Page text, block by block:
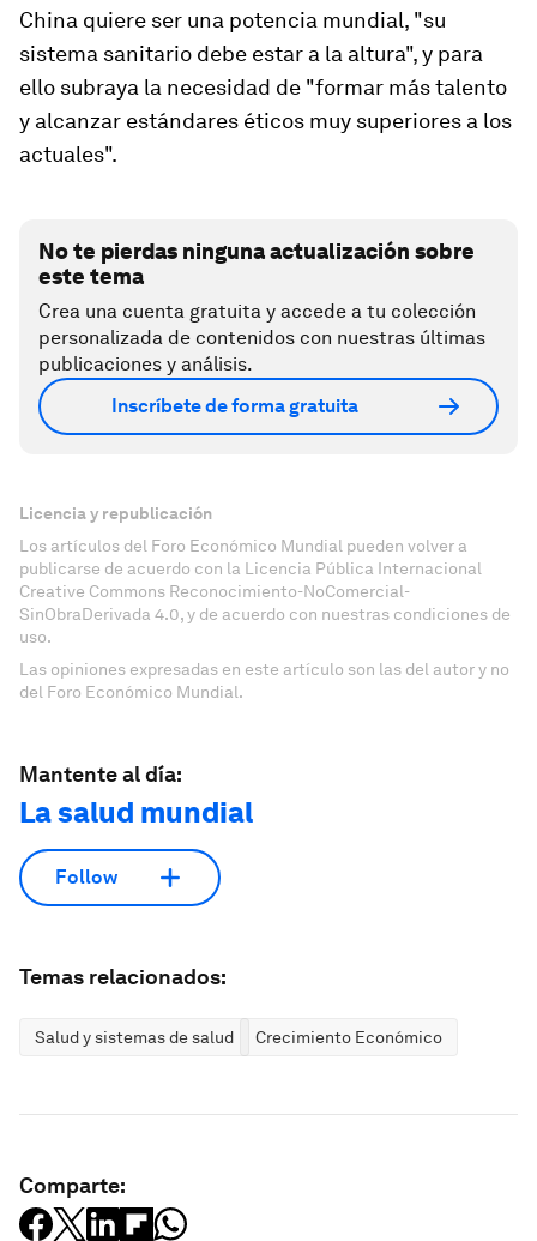
China quiere ser una potencia mundial, "su
sistema sanitario debe estar a la altura", y para
ello subraya la necesidad de "formar más talento
y alcanzar estándares éticos muy superiores a los
actuales".
No te pierdas ninguna actualización sobre
este tema
Crea una cuenta gratuita y accede a tu colección
personalizada de contenidos con nuestras últimas
publicaciones y análisis.
Inscríbete de forma gratuita
Licencia y republicación
Los artículos del Foro Económico Mundial pueden volver a
publicarse de acuerdo con la Licencia Pública Internacional
Creative Commons Reconocimiento-NoComercial-
SinObraDerivada 4.0, y de acuerdo con nuestras condiciones de
uso.
Las opiniones expresadas en este artículo son las del autor y no
del Foro Económico Mundial.
Mantente al día:
La salud mundial
Follow
Temas relacionados:
Salud y sistemas de salud Crecimiento Económico
Comparte: